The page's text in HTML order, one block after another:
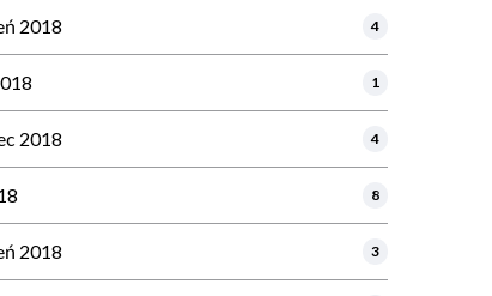
2018 4
1
2018 4
8
2018 3